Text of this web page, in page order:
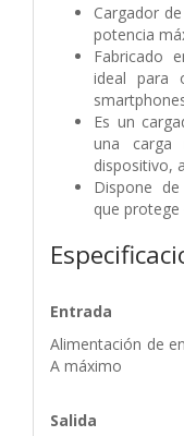
Cargador
potencia
Fabricado
ideal para
Es un
una carga
dispositivo,
Dispone
que
Entrada
Alimentación de
A máximo
Salida